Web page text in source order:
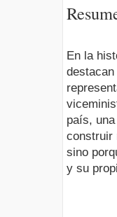
En la
país,
construir
sino
y su